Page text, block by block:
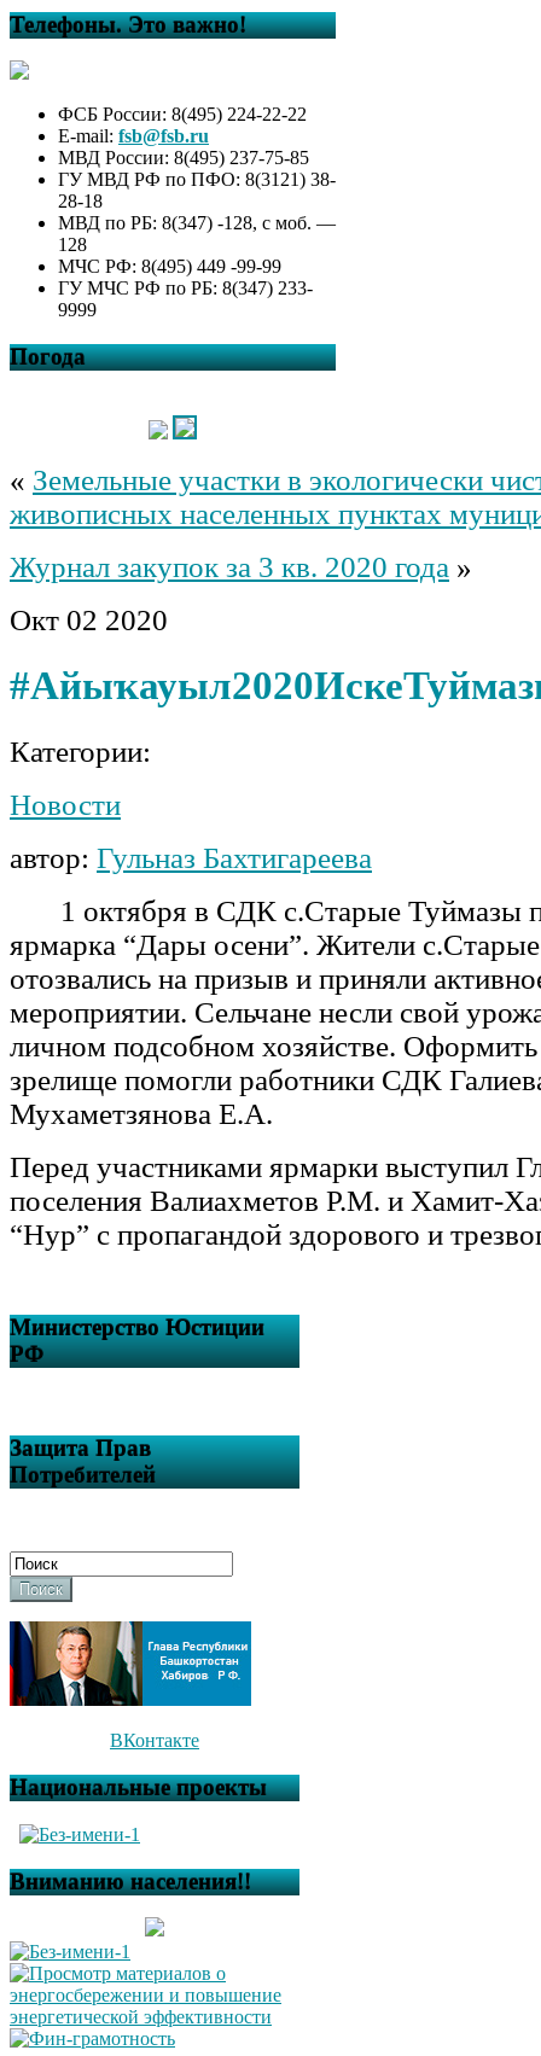
Телефоны. Это важно!
ФСБ России: 8(495) 224-22-22
E-mail: fsb@fsb.ru
МВД России: 8(495) 237-75-85
ГУ МВД РФ по ПФО: 8(3121) 38-
28-18
МВД по РБ: 8(347) -128, с моб. —
128
МЧС РФ: 8(495) 449 -99-99
ГУ МЧС РФ по РБ: 8(347) 233-
9999
Погода
« Земельные участки в экологически
живописных населенных пунктах
Журнал закупок за 3 кв. 2020 года »
Окт 02 2020
Категории:
Новости
автор: Гульназ Бахтигареева
1 октября в СДК с.Старые Туймазы
ярмарка “Дары осени”. Жители
отозвались на призыв и приняли
мероприятии. Сельчане несли свой
личном подсобном хозяйстве. Оформить
зрелище помогли работники СДК
Мухаметзянова Е.А.
Перед участниками ярмарки выступил
поселения Валиахметов Р.М. и Хамит-
“Нур” с пропагандой здорового и
Министерство Юстиции
РФ
Защита Прав
Потребителей
Поиск
ВКонтакте
Национальные проекты
Вниманию населения!!